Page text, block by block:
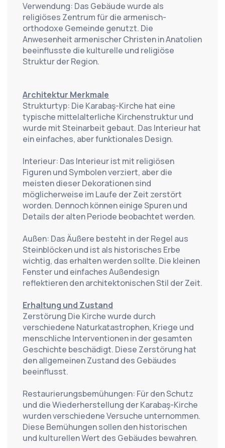
Verwendung: Das Gebäude wurde als
religiöses Zentrum für die armenisch-
orthodoxe Gemeinde genutzt. Die
Anwesenheit armenischer Christen in Anatolien
beeinflusste die kulturelle und religiöse
Struktur der Region.
Architektur Merkmale
Strukturtyp: Die Karabaş-Kirche hat eine
typische mittelalterliche Kirchenstruktur und
wurde mit Steinarbeit gebaut. Das Interieur hat
ein einfaches, aber funktionales Design.
Interieur: Das Interieur ist mit religiösen
Figuren und Symbolen verziert, aber die
meisten dieser Dekorationen sind
möglicherweise im Laufe der Zeit zerstört
worden. Dennoch können einige Spuren und
Details der alten Periode beobachtet werden.
Außen: Das Äußere besteht in der Regel aus
Steinblöcken und ist als historisches Erbe
wichtig, das erhalten werden sollte. Die kleinen
Fenster und einfaches Außendesign
reflektieren den architektonischen Stil der Zeit.
Erhaltung und Zustand
Zerstörung Die Kirche wurde durch
verschiedene Naturkatastrophen, Kriege und
menschliche Interventionen in der gesamten
Geschichte beschädigt. Diese Zerstörung hat
den allgemeinen Zustand des Gebäudes
beeinflusst.
Restaurierungsbemühungen: Für den Schutz
und die Wiederherstellung der Karabaş-Kirche
wurden verschiedene Versuche unternommen.
Diese Bemühungen sollen den historischen
und kulturellen Wert des Gebäudes bewahren.